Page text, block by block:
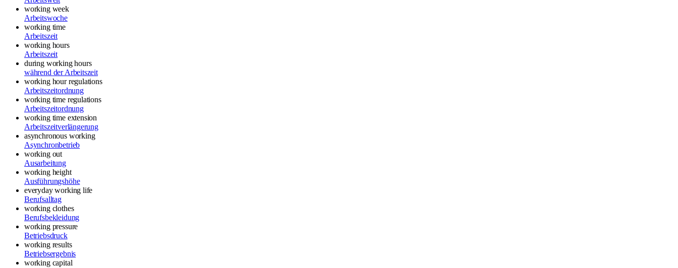
working week
Arbeitswoche
working time
Arbeitszeit
working hours
Arbeitszeit
during working hours
während der Arbeitszeit
working hour regulations
Arbeitszeitordnung
working time regulations
Arbeitszeitordnung
working time extension
Arbeitszeitverlängerung
asynchronous working
Asynchronbetrieb
working out
Ausarbeitung
working height
Ausführungshöhe
everyday working life
Berufsalltag
working clothes
Berufsbekleidung
working pressure
Betriebsdruck
working results
Betriebsergebnis
working capital